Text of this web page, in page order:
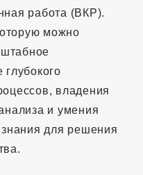
работа (ВКР).
можно
владения
и умения
знания для решения